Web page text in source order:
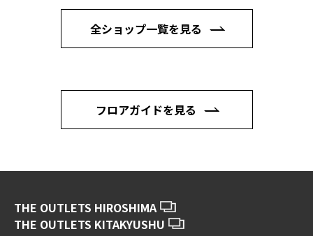
全ショップ一覧を見る
フロアガイドを見る
THE OUTLETS HIROSHIMA
THE OUTLETS KITAKYUSHU